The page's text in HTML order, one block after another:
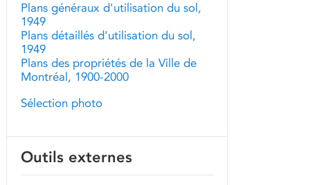
Plans généraux d'utilisation du sol,
1949
Plans détaillés d'utilisation du sol,
1949
Plans des propriétés de la Ville de
Montréal, 1900-2000
Sélection photo
Outils externes